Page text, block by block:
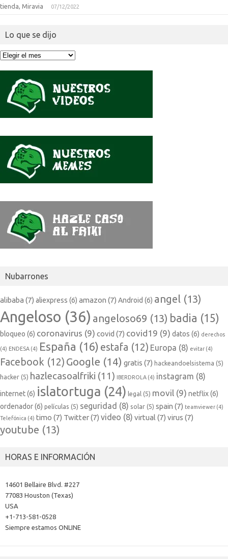
tienda, Miravia
07/12/2022
Lo que se dijo
Lo
Nubarrones
alibaba (7) aliexpress (6) amazon (7) Android (6) angel (13)
Angeloso (36) angeloso69 (13) badia (15)
bloqueo (6) coronavirus (9) covid (7) covid19 (9) datos (6) derechos
(4) ENDESA (4) España (16) estafa (12) Europa (8) evitar (4)
Facebook (12) Google (14) gratis (7) hackeandoelsistema (5)
hacker (5) hazlecasoalfriki (11) IBERDROLA (4) instagram (8)
internet(6) islatortuga (24) legal (5) movil (9) netflix(6)
ordenador(6) películas (5) seguridad (8) solar (5) spain (7) teamviewer (4)
Telefónica (4) timo (7) Twitter(7) video (8) virtual (7) virus (7)
youtube (13)
HORAS E INFORMACIÓN
14601 Bellaire Blvd. #227
77083 Houston (Texas)
USA
+1-713-581-0528
Siempre estamos ONLINE